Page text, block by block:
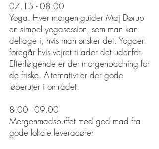
07.15 - 08.00
Yoga. Hver morgen guider Maj Dørup
en simpel yogasession, som man kan
deltage i, hvis man ønsker det. Yogaen
foregår hvis vejret tillader det udenfor.
Efterfølgende er der morgenbadning for
de friske. Alternativt er der gode
løberuter i området.
8.00 - 09.00
Morgenmadsbuffet med god mad fra
gode lokale leveradører